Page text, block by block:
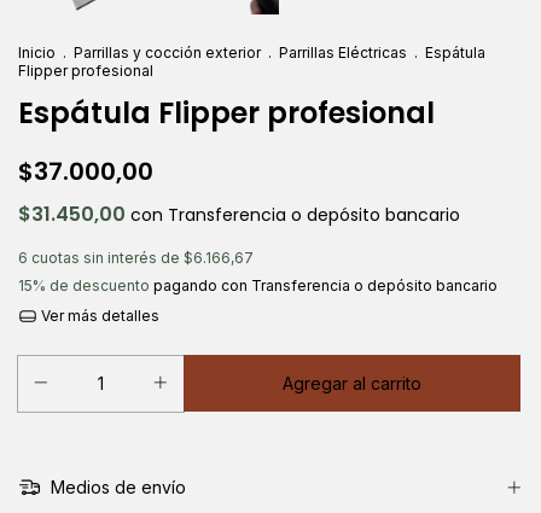
Inicio . Parrillas y cocción exterior . Parrillas Eléctricas . Espátula
Flipper profesional
Espátula Flipper profesional
$37.000,00
$31.450,00 con Transferencia o depósito bancario
6 cuotas sin interés de $6.166,67
15% de descuento pagando con Transferencia o depósito bancario
Ver más detalles
Medios de envío